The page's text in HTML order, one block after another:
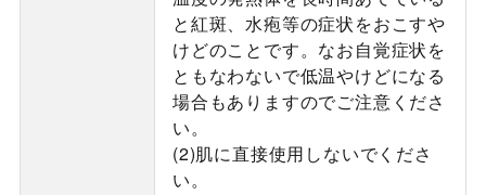
と紅斑、水疱等の症状をおこすや
けどのことです。なお自覚症状を
ともなわないで低温やけどになる
場合もありますのでご注意くださ
い。
(2)肌に直接使用しないでくださ
い。